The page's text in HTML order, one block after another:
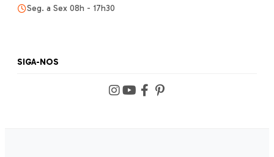
Seg. a Sex 08h - 17h30
SIGA-NOS